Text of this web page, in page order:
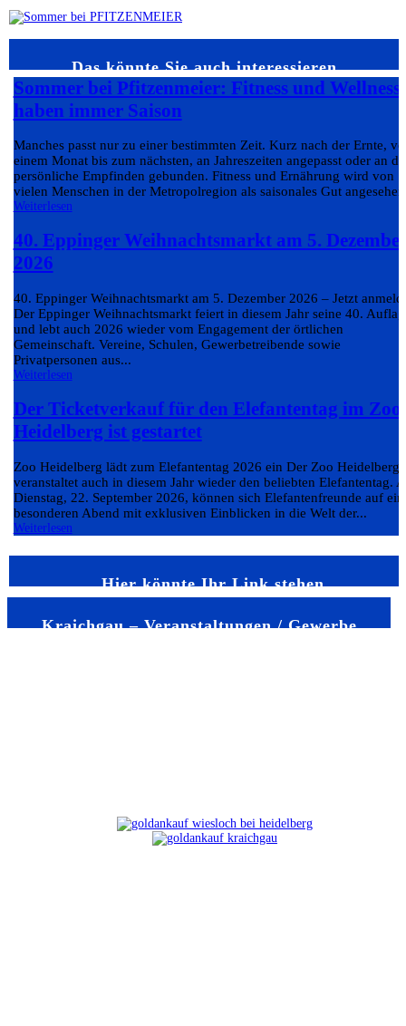
Das könnte Sie auch interessieren…
Sommer bei Pfitzenmeier: Fitness und Wellness
haben immer Saison
Manches passt nur zu einer bestimmten Zeit. Kurz nach der Ernte,
einem Monat bis zum nächsten, an Jahreszeiten angepasst oder an
persönliche Empfinden gebunden. Fitness und Ernährung wird von
vielen Menschen in der Metropolregion als saisonales Gut
Weiterlesen
40. Eppinger Weihnachtsmarkt am 5.
2026
40. Eppinger Weihnachtsmarkt am 5. Dezember 2026 – Jetzt
Der Eppinger Weihnachtsmarkt feiert in diesem Jahr seine 40.
und lebt auch 2026 wieder vom Engagement der örtlichen
Gemeinschaft. Vereine, Schulen, Gewerbetreibende sowie
Privatpersonen aus...
Weiterlesen
Der Ticketverkauf für den Elefantentag im Zoo
Heidelberg ist gestartet
Zoo Heidelberg lädt zum Elefantentag 2026 ein Der Zoo Heidelberg
veranstaltet auch in diesem Jahr wieder den beliebten Elefantentag.
Dienstag, 22. September 2026, können sich Elefantenfreunde auf
besonderen Abend mit exklusiven Einblicken in die Welt der...
Weiterlesen
Hier könnte Ihr Link stehen
Kraichgau – Veranstaltungen / Gewerbe